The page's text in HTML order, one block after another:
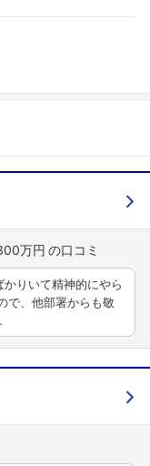
万円
りいて精神的にやら
で、他部署からも敬